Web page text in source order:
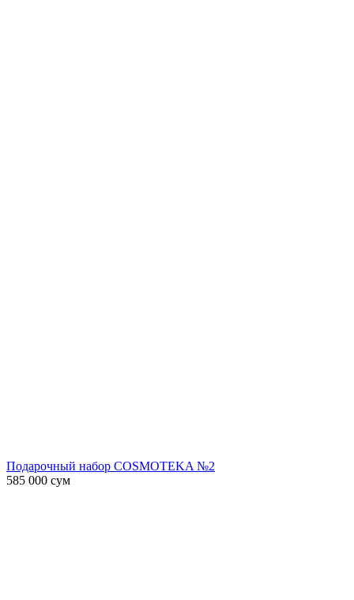
Подарочный набор COSMOTEKA №2
585 000 сум